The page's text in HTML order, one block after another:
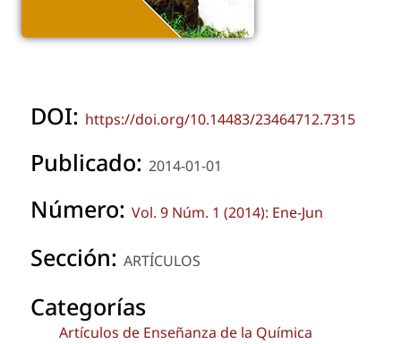
DOI: https://doi.org/10.14483/23464712.7315
Publicado: 2014-01-01
Número: Vol. 9 Núm. 1 (2014): Ene-Jun
Sección: ARTÍCULOS
Categorías
Artículos de Enseñanza de la Química